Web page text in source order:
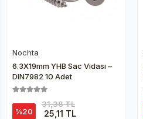
Nochta
6.3X19mm YHB Sac Vidası –
DIN7982 10 Adet
%20
31,38 TL
25,11 TL